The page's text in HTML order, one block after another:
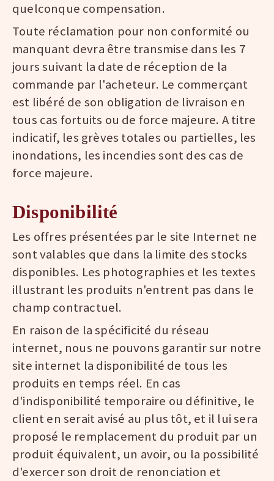
quelconque compensation.
Toute réclamation pour non conformité ou
manquant devra être transmise dans les 7
jours suivant la date de réception de la
commande par l'acheteur. Le commerçant
est libéré de son obligation de livraison en
tous cas fortuits ou de force majeure. A titre
indicatif, les grèves totales ou partielles, les
inondations, les incendies sont des cas de
force majeure.
Disponibilité
Les offres présentées par le site Internet ne
sont valables que dans la limite des stocks
disponibles. Les photographies et les textes
illustrant les produits n'entrent pas dans le
champ contractuel.
En raison de la spécificité du réseau
internet, nous ne pouvons garantir sur notre
site internet la disponibilité de tous les
produits en temps réel. En cas
d'indisponibilité temporaire ou définitive, le
client en serait avisé au plus tôt, et il lui sera
proposé le remplacement du produit par un
produit équivalent, un avoir, ou la possibilité
d'exercer son droit de renonciation et